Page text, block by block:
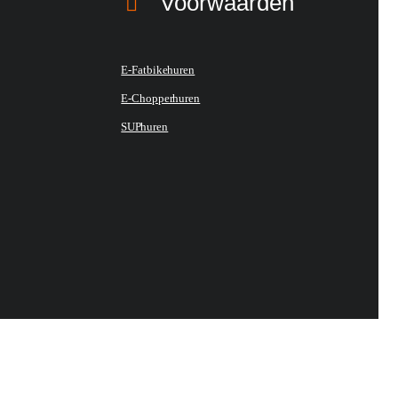
E-Fatbike huren
E-Chopper huren
SUP huren